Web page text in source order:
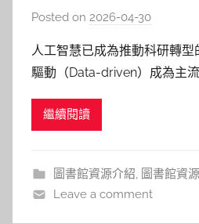
驗與教學革新
Posted on 2026-04-30
巴
詠
人工智慧已成為推動科研轉
驅動（Data-driven）成為主
的嚴格要求。AI 的分析能力
準
繼續閱讀
圖書館資源介紹 圖書館資
Leave a comment